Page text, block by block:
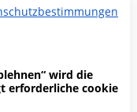
in
wird die
erforderliche cookie